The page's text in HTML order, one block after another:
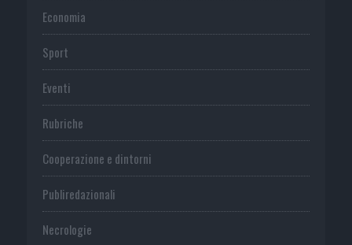
Economia
Sport
Eventi
Rubriche
Cooperazione e dintorni
Publiredazionali
Necrologie